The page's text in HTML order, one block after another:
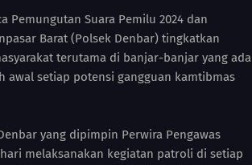
Pemungutan Suara Pemilu 2024 dan
Barat (Polsek Denbar) tingkatkan
terutama di banjar-banjar yang ada
awal setiap potensi gangguan kamtibmas
yang dipimpin Perwira Pengawas
melaksanakan kegiatan patroli di setiap